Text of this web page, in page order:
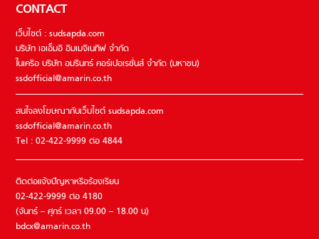
CONTACT
เว็บไซต์ : sudsapda.com
บริษัท เอเอ็มอี อิมเมจิเนทีฟ จำกัด
ในเครือ บริษัท อมรินทร์ คอร์เปอเรชั่นส์ จำกัด (มหาชน)
ssdofficial@amarin.co.th
สนใจลงโฆษณากับเว็บไซต์ sudsapda.com
ssdofficial@amarin.co.th
Tel : 02-422-9999 ต่อ 4844
ติดต่อแจ้งปัญหาหรือร้องเรียน
02-422-9999 ต่อ 4180
(จันทร์ – ศุกร์ เวลา 09.00 – 18.00 น)
bdcx@amarin.co.th